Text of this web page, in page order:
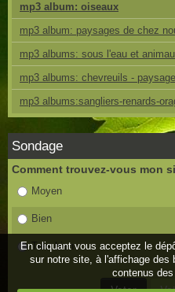
mp3 album: oiseaux
mp3 album: paysages de chez
mp3 albums: sous l'eau et
mp3 albums: chevreuils -
mp3 albums:sangliers-renards-
Sondage
Comment trouvez-vous mon
Moyen
Bien
Très bien
En cliquant vous acceptez le
sur notre site, à l'affichage des
contenus